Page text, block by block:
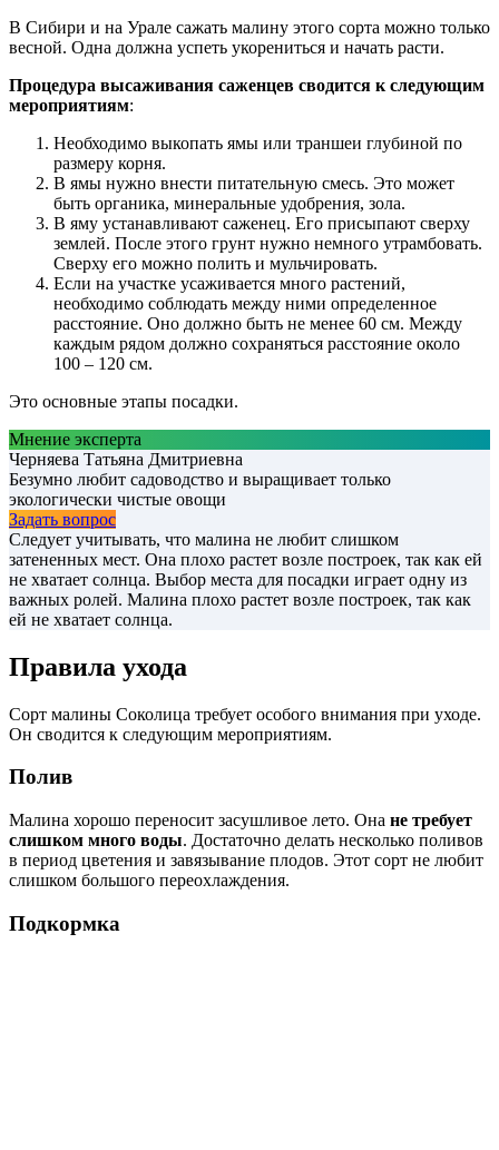
В Сибири и на Урале сажать малину этого сорта можно только
весной. Одна должна успеть укорениться и начать расти.
Процедура высаживания саженцев сводится к следующим
мероприятиям:
Необходимо выкопать ямы или траншеи глубиной по
размеру корня.
В ямы нужно внести питательную смесь. Это может
быть органика, минеральные удобрения, зола.
В яму устанавливают саженец. Его присыпают сверху
землей. После этого грунт нужно немного утрамбовать.
Сверху его можно полить и мульчировать.
Если на участке усаживается много растений,
необходимо соблюдать между ними определенное
расстояние. Оно должно быть не менее 60 см. Между
каждым рядом должно сохраняться расстояние около
100 – 120 см.
Это основные этапы посадки.
Мнение эксперта
Черняева Татьяна Дмитриевна
Безумно любит садоводство и выращивает только
экологически чистые овощи
Задать вопрос
Следует учитывать, что малина не любит слишком
затененных мест. Она плохо растет возле построек, так как ей
не хватает солнца. Выбор места для посадки играет одну из
важных ролей. Малина плохо растет возле построек, так как
ей не хватает солнца.
Правила ухода
Сорт малины Соколица требует особого внимания при уходе.
Он сводится к следующим мероприятиям.
Полив
Малина хорошо переносит засушливое лето. Она не требует
слишком много воды. Достаточно делать несколько поливов
в период цветения и завязывание плодов. Этот сорт не любит
слишком большого переохлаждения.
Подкормка